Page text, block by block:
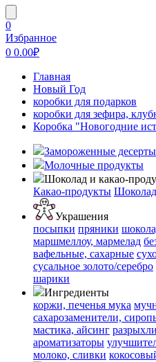
0
Избранное
0 0.00₽
Главная
Новый Год
коробки для подарков
коробки для зефира,
Коробка "Новогодние
Замороженные десерты
Молочные продукты
Шоколад и какао-
Какао-продукты Шоколад
Украшения
посыпки пряники
маршмеллоу, мармелад
вафельные, сахарные
сусальное золото/серебро
шарики
Ингредиенты
коржи, печенья мука
сахарозаменители,
мастика, айсинг
ароматизаторы
молоко, сливки